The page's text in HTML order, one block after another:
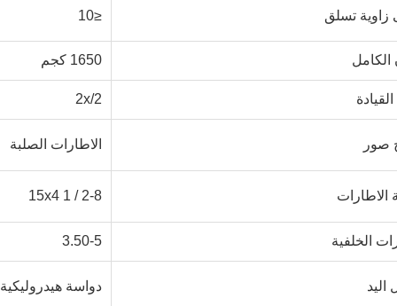
زاوية تسلق ≤10
الكامل 1650 كجم
2x/2
صور الاطارات الصلبة
الاطارات 15x4 1 / 2-8
الخلفية 3.50-5
اليد دواسة هيدروليكية